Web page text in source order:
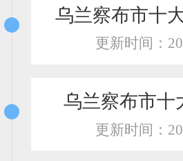
恭喜133****6466用
乌兰察布市十
更新时间：
乌兰察布市十
更新时间：